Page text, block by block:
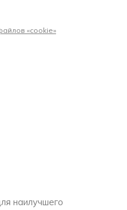
«cookie»
наилучшего